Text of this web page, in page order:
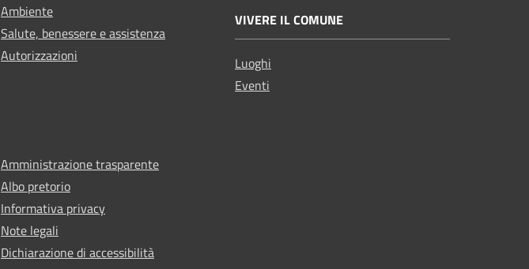
Ambiente
Salute, benessere e assistenza
Autorizzazioni
VIVERE IL COMUNE
Luoghi
Eventi
Amministrazione trasparente
Albo pretorio
Informativa privacy
Note legali
Dichiarazione di accessibilità